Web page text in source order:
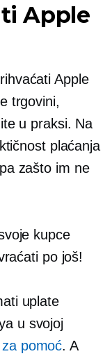
Apple
Apple
trgovini,
u praksi. Na
plaćanja
zašto im ne
kupce
po još!
uplate
u svojoj
pomoć. A